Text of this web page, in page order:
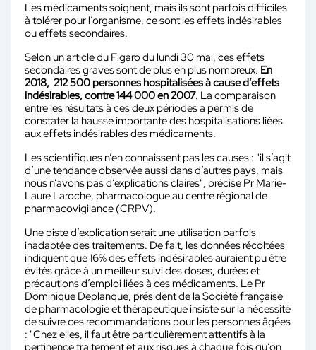
Les médicaments soignent, mais ils sont parfois difficiles
à tolérer pour l’organisme, ce sont les effets indésirables
ou effets secondaires.
Selon un article du Figaro du lundi 30 mai, ces effets
secondaires graves sont de plus en plus nombreux. En
2018, 212 500 personnes hospitalisées à cause d’effets
indésirables, contre 144 000 en 2007. La comparaison
entre les résultats à ces deux périodes a permis de
constater la hausse importante des hospitalisations liées
aux effets indésirables des médicaments.
Les scientifiques n’en connaissent pas les causes : "il s’agit
d’une tendance observée aussi dans d’autres pays, mais
nous n’avons pas d’explications claires", précise Pr Marie-
Laure Laroche, pharmacologue au centre régional de
pharmacovigilance (CRPV).
Une piste d’explication serait une utilisation parfois
inadaptée des traitements. De fait, les données récoltées
indiquent que 16% des effets indésirables auraient pu être
évités grâce à un meilleur suivi des doses, durées et
précautions d’emploi liées à ces médicaments. Le Pr
Dominique Deplanque, président de la Société française
de pharmacologie et thérapeutique insiste sur la nécessité
de suivre ces recommandations pour les personnes âgées
: "Chez elles, il faut être particulièrement attentifs à la
pertinence traitement et aux risques à chaque fois qu’on